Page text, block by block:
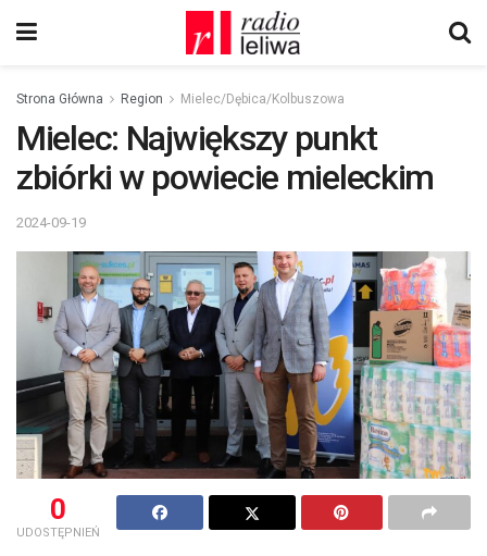
Strona Główna Region Mielec/Dębica/Kolbuszowa
Mielec: Największy punkt
zbiórki w powiecie mieleckim
2024-09-19
0
UDOSTĘPNIEŃ